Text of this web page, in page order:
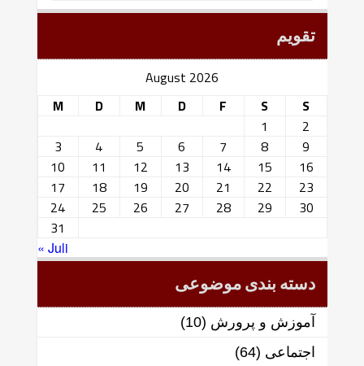
تقویم
August 2026
M
D M D F S
S
1
2
3
4 5 6 7 8
9
10
11 12 13 14 15
16
17
18 19 20 21 22
23
24
25 26 27 28 29
30
31
« Juli
دسته بندی موضوعی
آموزش و پرورش (10)
اجتماعی (64)